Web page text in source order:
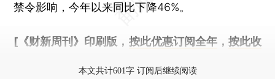
禁令影响，今年以来同比下降46%。
[《财新周刊》印刷版， 按此优惠订阅全年， 按此收
本文共计601字 订阅后继续阅读